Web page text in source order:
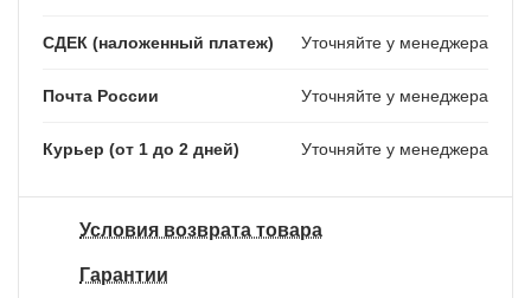
СДЕК (наложенный платеж) Уточняйте у менеджера
Почта России Уточняйте у менеджера
Курьер (от 1 до 2 дней) Уточняйте у менеджера
Условия возврата товара
Гарантии